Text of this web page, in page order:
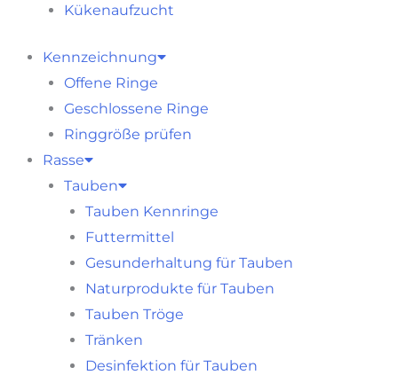
Kükenaufzucht
Kennzeichnung
Offene Ringe
Geschlossene Ringe
Ringgröße prüfen
Rasse
Tauben
Tauben Kennringe
Futtermittel
Gesunderhaltung für Tauben
Naturprodukte für Tauben
Tauben Tröge
Tränken
Desinfektion für Tauben